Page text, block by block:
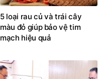
5 loại rau củ và trái cây
màu đỏ giúp bảo vệ tim
mạch hiệu quả